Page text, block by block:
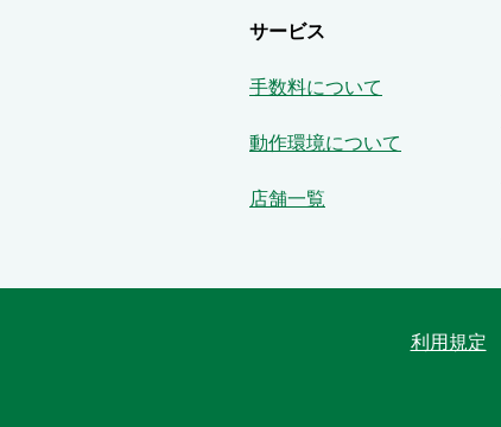
サービス
手数料について
動作環境について
店舗一覧
利用規定